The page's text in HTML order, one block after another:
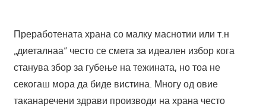
Преработената храна со малку маснотии или т.н
„диеталнаа“ често се смета за идеален избор кога
станува збор за губење на тежината, но тоа не
секогаш мора да биде вистина. Многу од овие
таканаречени здрави производи на храна често